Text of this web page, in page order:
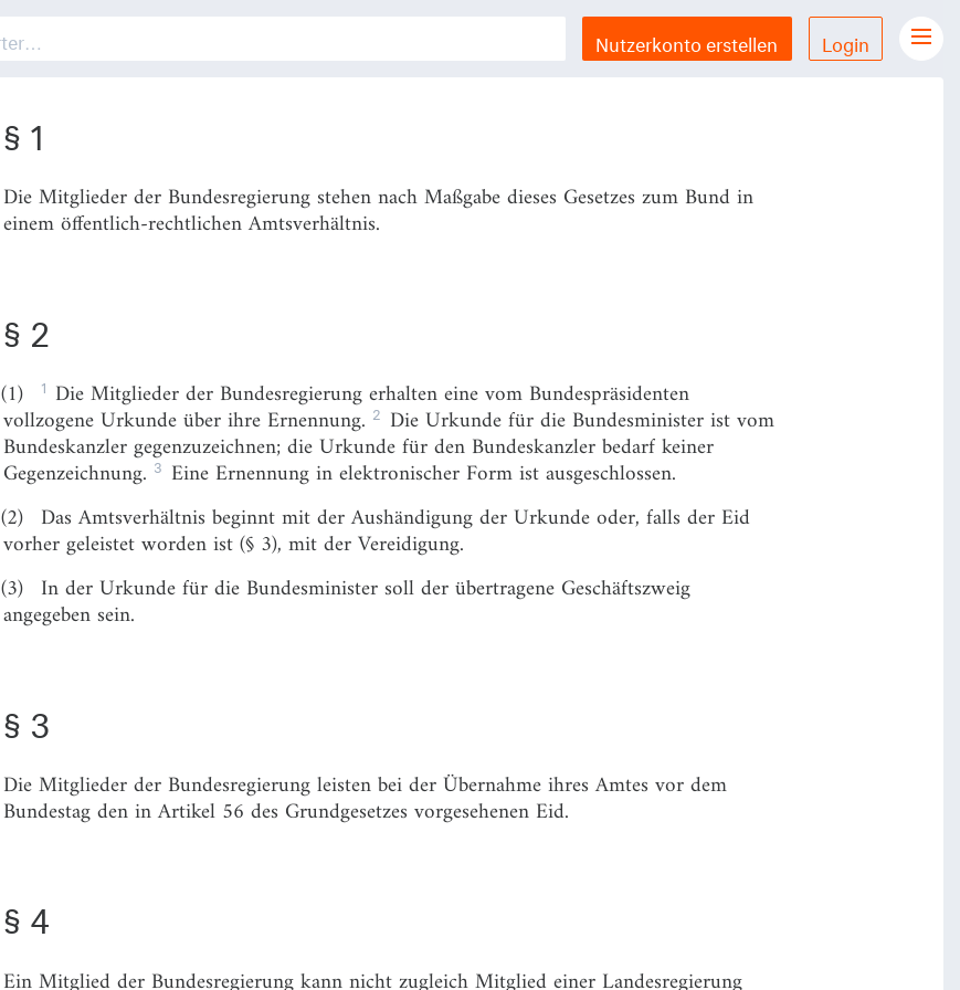
Nutzerkonto erstellen Login
Gesetze Übersicht
Gutschein einlösen
Impressum
§ 1
Die Mitglieder der Bundesregierung stehen nach Maßgabe dieses Gesetzes zum Bund in
einem öffentlich-rechtlichen Amtsverhältnis.
§ 2
(1) 1 Die Mitglieder der Bundesregierung erhalten eine vom Bundespräsidenten
vollzogene Urkunde über ihre Ernennung. 2 Die Urkunde für die Bundesminister ist vom
Bundeskanzler gegenzuzeichnen; die Urkunde für den Bundeskanzler bedarf keiner
Gegenzeichnung. 3 Eine Ernennung in elektronischer Form ist ausgeschlossen.
(2) Das Amtsverhältnis beginnt mit der Aushändigung der Urkunde oder, falls der Eid
vorher geleistet worden ist (§ 3), mit der Vereidigung.
(3) In der Urkunde für die Bundesminister soll der übertragene Geschäftszweig
angegeben sein.
§ 3
Die Mitglieder der Bundesregierung leisten bei der Übernahme ihres Amtes vor dem
Bundestag den in Artikel 56 des Grundgesetzes vorgesehenen Eid.
§ 4
Ein Mitglied der Bundesregierung kann nicht zugleich Mitglied einer Landesregierung